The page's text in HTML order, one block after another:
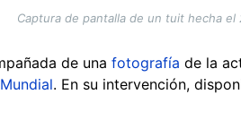
Captura de pantalla de un tuit hecha el
de una fotografía de la
. En su intervención,